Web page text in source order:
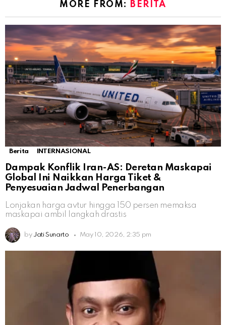
MORE FROM: BERITA
Berita INTERNASIONAL
Dampak Konflik Iran-AS: Deretan Maskapai
Global Ini Naikkan Harga Tiket &
Penyesuaian Jadwal Penerbangan
Lonjakan harga avtur hingga 150 persen memaksa
maskapai ambil langkah drastis
by Jati Sunarto May 10, 2026, 2:35 pm